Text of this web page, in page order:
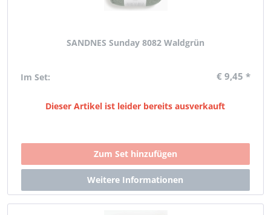
SANDNES Sunday 8082 Waldgrün
Im Set: € 9,45 *
Dieser Artikel ist leider bereits ausverkauft